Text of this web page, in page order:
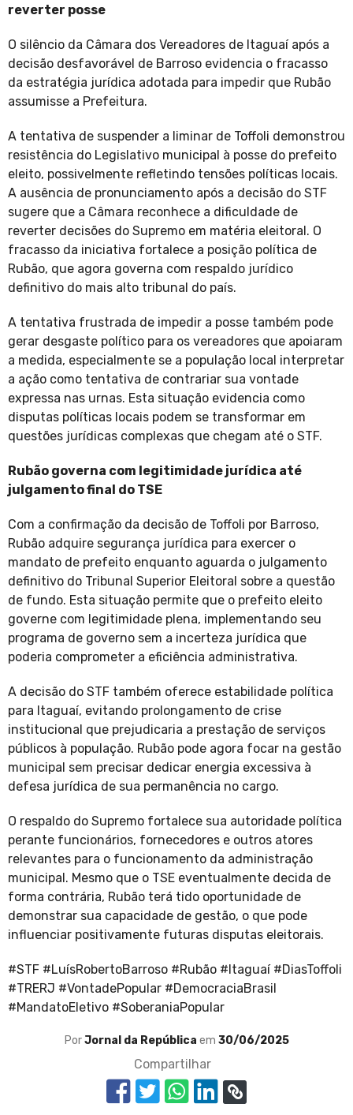
reverter posse
O silêncio da Câmara dos Vereadores de Itaguaí após a
decisão desfavorável de Barroso evidencia o fracasso
da estratégia jurídica adotada para impedir que Rubão
assumisse a Prefeitura.
A tentativa de suspender a liminar de Toffoli demonstrou
resistência do Legislativo municipal à posse do prefeito
eleito, possivelmente refletindo tensões políticas locais.
A ausência de pronunciamento após a decisão do STF
sugere que a Câmara reconhece a dificuldade de
reverter decisões do Supremo em matéria eleitoral. O
fracasso da iniciativa fortalece a posição política de
Rubão, que agora governa com respaldo jurídico
definitivo do mais alto tribunal do país.
A tentativa frustrada de impedir a posse também pode
gerar desgaste político para os vereadores que apoiaram
a medida, especialmente se a população local interpretar
a ação como tentativa de contrariar sua vontade
expressa nas urnas. Esta situação evidencia como
disputas políticas locais podem se transformar em
questões jurídicas complexas que chegam até o STF.
Rubão governa com legitimidade jurídica até
julgamento final do TSE
Com a confirmação da decisão de Toffoli por Barroso,
Rubão adquire segurança jurídica para exercer o
mandato de prefeito enquanto aguarda o julgamento
definitivo do Tribunal Superior Eleitoral sobre a questão
de fundo. Esta situação permite que o prefeito eleito
governe com legitimidade plena, implementando seu
programa de governo sem a incerteza jurídica que
poderia comprometer a eficiência administrativa.
A decisão do STF também oferece estabilidade política
para Itaguaí, evitando prolongamento de crise
institucional que prejudicaria a prestação de serviços
públicos à população. Rubão pode agora focar na gestão
municipal sem precisar dedicar energia excessiva à
defesa jurídica de sua permanência no cargo.
O respaldo do Supremo fortalece sua autoridade política
perante funcionários, fornecedores e outros atores
relevantes para o funcionamento da administração
municipal. Mesmo que o TSE eventualmente decida de
forma contrária, Rubão terá tido oportunidade de
demonstrar sua capacidade de gestão, o que pode
influenciar positivamente futuras disputas eleitorais.
#STF #LuísRobertoBarroso #Rubão #Itaguaí #DiasToffoli
#TRERJ #VontadePopular #DemocraciaBrasil
#MandatoEletivo #SoberaniaPopular
PorJornal da República em 30/06/2025
Compartilhar